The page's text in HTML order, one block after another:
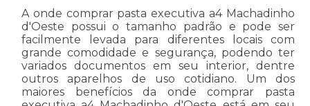
A onde comprar pasta executiva a4 Machadinho
d'Oeste possui o tamanho padrão e pode ser
facilmente levada para diferentes locais com
grande comodidade e segurança, podendo ter
variados documentos em seu interior, dentre
outros aparelhos de uso cotidiano. Um dos
maiores benefícios da onde comprar pasta